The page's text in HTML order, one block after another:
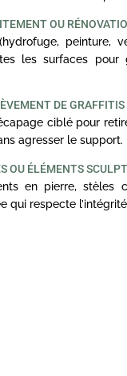
OU
peinture,
les surfaces pour
DE
ciblé pour
agresser le support.
OU ÉLÉMENTS
en pierre, stèles
qui respecte